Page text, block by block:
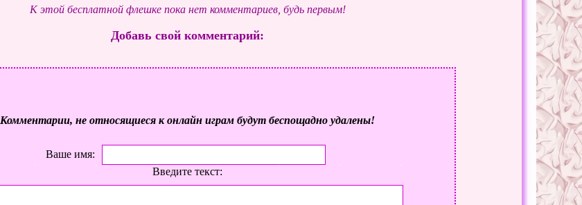
К этой бесплатной флешке пока нет комментариев, будь первым!
Добавь свой комментарий:
Комментарии, не относящиеся к онлайн играм будут беспощадно удалены!
Ваше имя:
Введите текст: